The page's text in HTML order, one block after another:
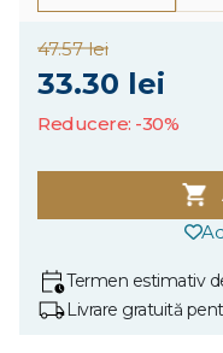
47.57 lei
33.30 lei
Reducere: -30%
Termen estimativ
Livrare gratuită